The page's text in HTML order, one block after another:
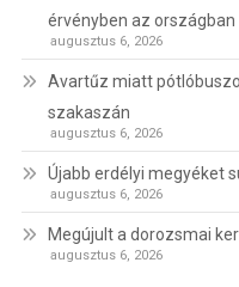
érvényben az országban
augusztus 6, 2026
Avartűz miatt
szakaszán
augusztus 6, 2026
Újabb erdélyi megyéket
augusztus 6, 2026
Megújult a dorozsmai
augusztus 6, 2026